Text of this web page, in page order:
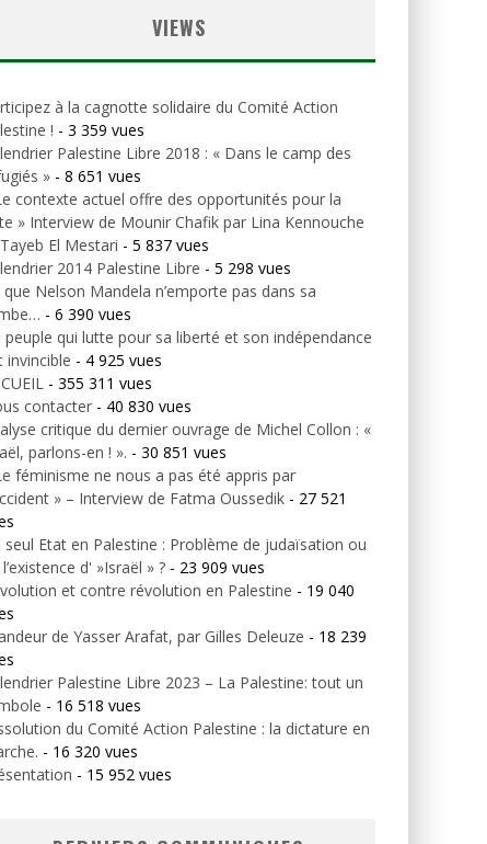
VIEWS
à la cagnotte solidaire du Comité Action
! - 3 359 vues
Palestine Libre 2018 : « Dans le camp des
» - 8 651 vues
contexte actuel offre des opportunités pour la
» Interview de Mounir Chafik par Lina Kennouche
El Mestari - 5 837 vues
2014 Palestine Libre - 5 298 vues
que Nelson Mandela n’emporte pas dans sa
- 6 390 vues
peuple qui lutte pour sa liberté et son indépendance
invincible - 4 925 vues
- 355 311 vues
contacter - 40 830 vues
critique du dernier ouvrage de Michel Collon : «
parlons-en ! ». - 30 851 vues
féminisme ne nous a pas été appris par
» – Interview de Fatma Oussedik - 27 521
seul Etat en Palestine : Problème de judaïsation ou
d' »Israël » ? - 23 909 vues
et contre révolution en Palestine - 19 040
de Yasser Arafat, par Gilles Deleuze - 18 239
Palestine Libre 2023 – La Palestine: tout un
- 16 518 vues
du Comité Action Palestine : la dictature en
- 16 320 vues
- 15 952 vues